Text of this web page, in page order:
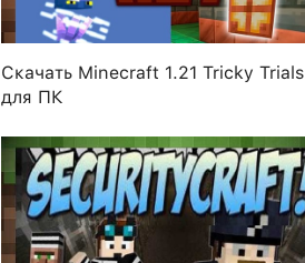
Скачать Minecraft 1.21 Tricky Trials
для ПК